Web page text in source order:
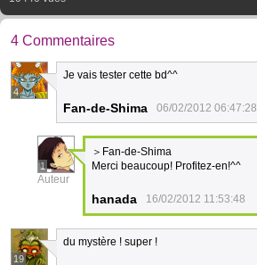
4 Commentaires
4
Je vais tester cette bd^^
Fan-de-Shima 06/02/2012 06:47:28
1
Auteur
＞Fan-de-Shima
Merci beaucoup! Profitez-en!^^
hanada 16/02/2012 11:53:48
19
du mystère ! super !